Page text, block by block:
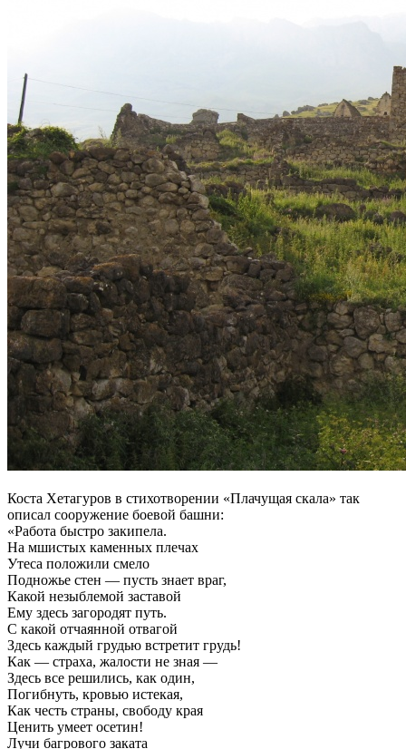
Коста Хетагуров в стихотворении «Плачущая скала» так
описал сооружение боевой башни:
«Работа быстро закипела.
На мшистых каменных плечах
Утеса положили смело
Подножье стен — пусть знает враг,
Какой незыблемой заставой
Ему здесь загородят путь.
С какой отчаянной отвагой
Здесь каждый грудью встретит грудь!
Как — страха, жалости не зная —
Здесь все решились, как один,
Погибнуть, кровью истекая,
Как честь страны, свободу края
Ценить умеет осетин!
Лучи багрового заката